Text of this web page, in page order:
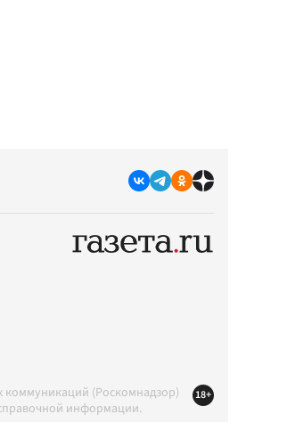
коммуникаций (Роскомнадзор)
информации.
18+